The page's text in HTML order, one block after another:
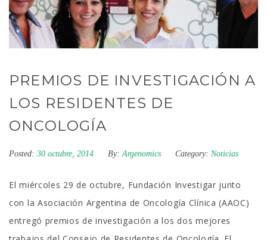
PREMIOS DE INVESTIGACIÓN A
LOS RESIDENTES DE
ONCOLOGÍA
Posted: 30 octubre, 2014 By: Argenomics Category: Noticias
El miércoles 29 de octubre, Fundación Investigar junto
con la Asociación Argentina de Oncología Clínica (AAOC)
entregó premios de investigación a los dos mejores